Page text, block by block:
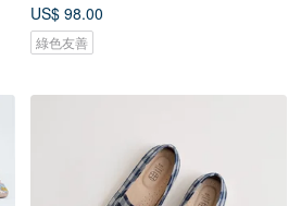
US$ 98.00
綠色友善